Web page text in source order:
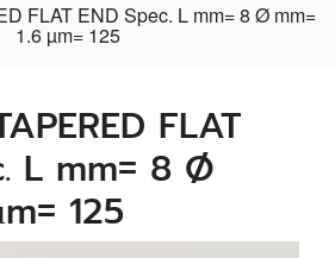
FLAT END Spec. L mm= 8 Ø mm=
1.6 µm= 125
FLAT
L mm= 8 Ø
125